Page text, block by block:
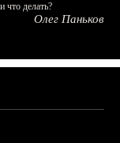
что делать?
Олег Паньков